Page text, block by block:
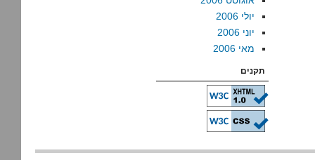
יולי 2006
יוני 2006
מאי 2006
תקנים